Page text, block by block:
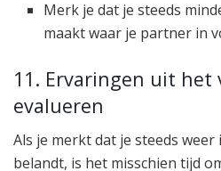
Merk je dat je steeds
maakt waar je partner in
11. Ervaringen uit het
evalueren
Als je merkt dat je steeds
belandt, is het misschien tijd